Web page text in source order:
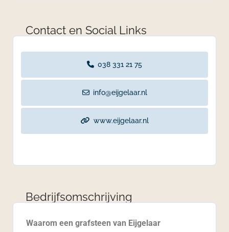
Contact en Social Links
038 331 21 75
info@eijgelaar.nl
www.eijgelaar.nl
Bedrijfsomschrijving
Waarom een grafsteen van Eijgelaar